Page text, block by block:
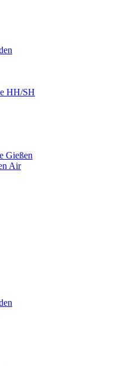
HH/SH
Gießen
Air